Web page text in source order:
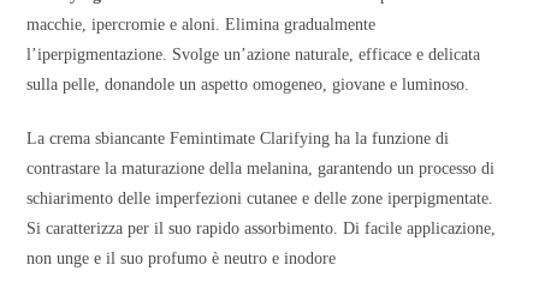
macchie, ipercromie e aloni. Elimina gradualmente
l’iperpigmentazione. Svolge un’azione naturale, efficace e delicata
sulla pelle, donandole un aspetto omogeneo, giovane e luminoso.
La crema sbiancante Femintimate Clarifying ha la funzione di
contrastare la maturazione della melanina, garantendo un processo di
schiarimento delle imperfezioni cutanee e delle zone iperpigmentate.
Si caratterizza per il suo rapido assorbimento. Di facile applicazione,
non unge e il suo profumo è neutro e inodore